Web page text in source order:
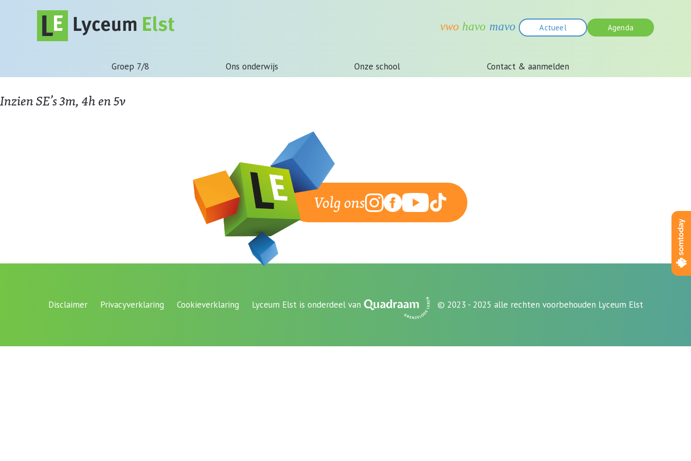
Actueel Agenda
Groep 7/8 Ons onderwijs Onze school Contact & aanmelden
Inzien SE’s 3m, 4h en 5v
Volg ons
Disclaimer Privacyverklaring Cookieverklaring Lyceum Elst is onderdeel van © 2023 - 2025 alle rechten voorbehouden Lyceum Elst